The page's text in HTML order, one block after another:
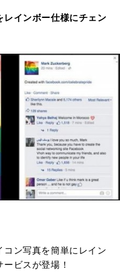
レインボー仕様にチェン
ン写真を簡単にレイン
ビスが登場！